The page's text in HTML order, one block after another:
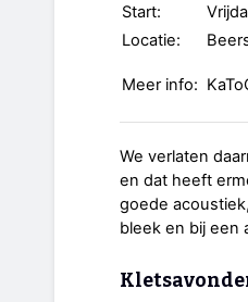
Start:
Locatie:
Meer info:
We verlaten
en dat heeft
goede
bleek en bij een